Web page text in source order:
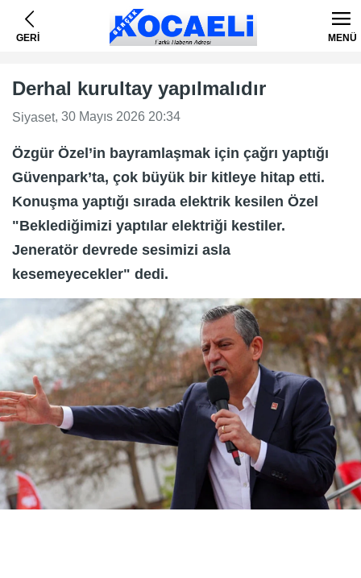
GERİ MENÜ
Derhal kurultay yapılmalıdır
Siyaset, 30 Mayıs 2026 20:34
Özgür Özel’in bayramlaşmak için çağrı yaptığı
Güvenpark’ta, çok büyük bir kitleye hitap etti.
Konuşma yaptığı sırada elektrik kesilen Özel
"Beklediğimizi yaptılar elektriği kestiler.
Jeneratör devrede sesimizi asla
kesemeyecekler" dedi.